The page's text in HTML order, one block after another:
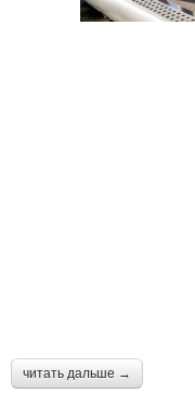
читать дальше →